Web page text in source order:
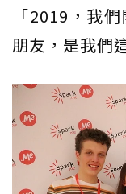
「2019，我
朋友，是我們